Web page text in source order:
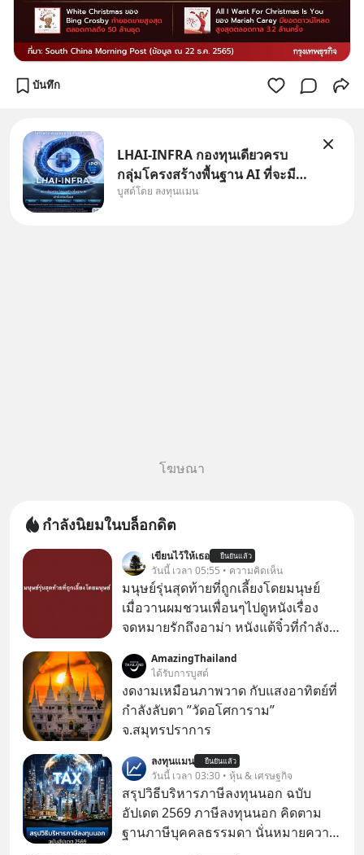
บันทึก
LHAI-INFRA กองทุนเดียวครบ
กลุ่มโครงสร้างพื้นฐาน AI ที่จะมี
งบลงทุนครั้งใหญ่ในประวัติศาสตร์
บูสต์โดย ลงทุนแมน
โฆษณา
กำลังนิยมในบล็อกดิต
เขียนไว้ให้เธอ ยืนยันแล้ว
วันนี้ เวลา 05:55 • ความคิดเห็น
มนุษย์รุ่นสุดท้ายที่ถูกเลี้ยงโดยมนุษย์
เมื่อวานผมชวนเพื่อนๆไปดูหนังเรื่อง
จดหมายรักถึงอาม่า หนังแต้จิ๋วที่กำลัง
ป๊าผมเห็นโปสเตอร์หนังเรื่องนี้หลาย
เดือนก่อนและอยากดูมาก ด้วยเพราะว่า
อากงก็มาจากเมืองจีน ป๊าก็พูดแต้จิ๋วได้
มีเรื่องราวมีความผูกพันที่ได้ยินตั้งแต่
AmazingThailand
ได้รับการบูสต์
งดงามเหมือนภาพวาด กับแสงอาทิตย์ที่
กำลังลับตา ”วัดอโศการาม”
จ.สมุทรปราการ
ลงทุนแมน ยืนยันแล้ว
วันนี้ เวลา 03:30 • หุ้น & เศรษฐกิจ
สรุปวิธีบริหารภาษีลงทุนนอก ฉบับ
อัปเดต 2569 ภาษีลงทุนนอก คิดตาม
ฐานภาษีบุคคลธรรมดา นั่นหมายความ